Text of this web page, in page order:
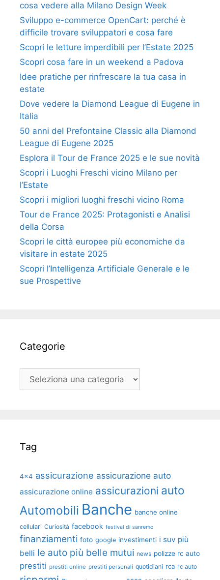
cosa vedere alla Milano Design Week
Sviluppo e-commerce OpenCart: perché è
difficile trovare sviluppatori e cosa fare
Scopri le letture imperdibili per l’Estate 2025
Scopri cosa fare in un weekend a Padova
Idee pratiche per rinfrescare la tua casa in
estate
Dove vedere la Diamond League di Eugene in
Italia
50 anni del Prefontaine Classic alla Diamond
League di Eugene 2025
Esplora il Tour de France 2025 e le sue novità
Scopri i Luoghi Freschi vicino Milano per
l’Estate
Scopri i migliori luoghi freschi vicino Roma
Tour de France 2025: Protagonisti e Analisi
della Corsa
Scopri le città europee più economiche da
visitare in estate 2025
Scopri l’Intelligenza Artificiale Generale e le
sue Prospettive
Categorie
Categorie
Tag
4x4 assicurazione assicurazione auto
assicurazione online assicurazioni auto
Automobili Banche banche online
cellulari Curiosità facebook festival di sanremo
finanziamenti foto google investimenti i suv più
belli le auto più belle mutui news polizze rc auto
prestiti prestiti online prestiti personali quotidiani rca rc auto